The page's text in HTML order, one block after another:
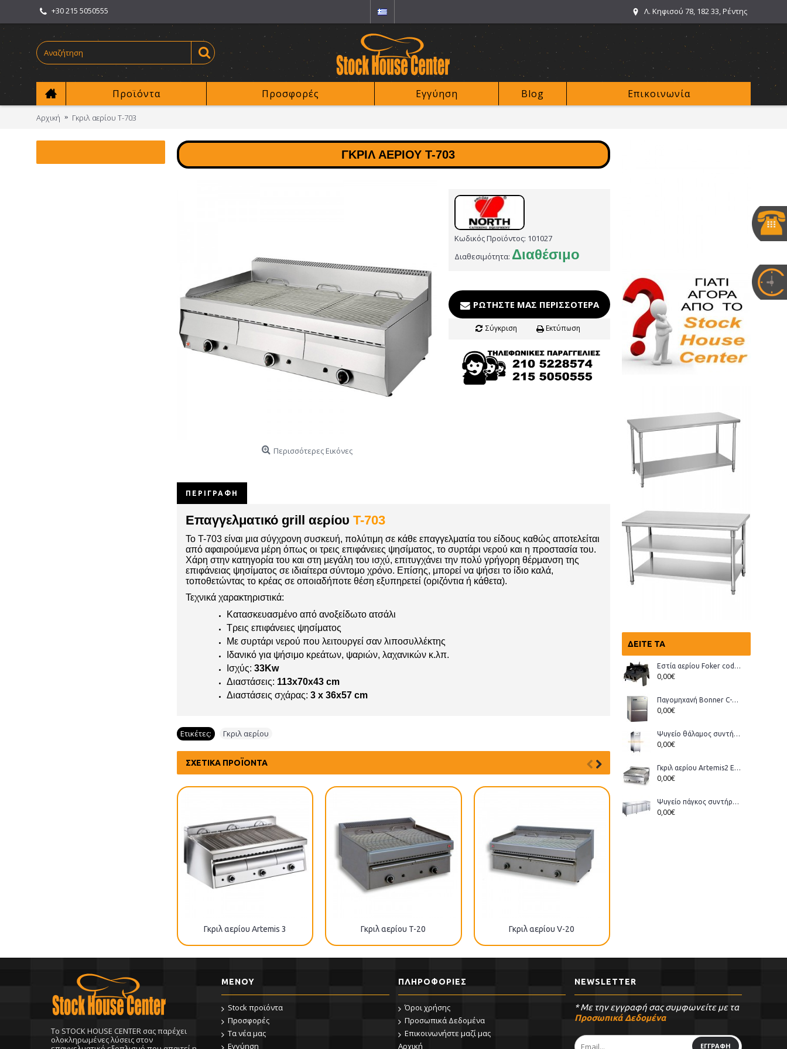
+30 215 5050555 Λ. Κηφισού 78, 182 33, Ρέντης
Προϊόντα Προσφορές Εγγύηση Blog Επικοινωνία
Αρχική Γκριλ αερίου T-703
ΔΕΊΤΕ ΤΑ
Εστία αερίου Foker cod.03200 Wok
0,00€
Παγομηχανή Bonner C-70, Ανάδευσης (παγάκι με τρύπα)
0,00€
Ψυγείο θάλαμος συντήρηση Bonner GMT-70
0,00€
Γκριλ αερίου Artemis2 ECO
0,00€
Ψυγείο πάγκος συντήρηση Bonner GM-400 διάστ.223x70x86cm
0,00€
ΓΚΡΙΛ ΑΕΡΊΟΥ T-703
Περισσότερες Εικόνες
Κωδικός Προϊόντος: 101027
Διαθεσιμότητα: Διαθέσιμο
ΡΩΤΉΣΤΕ ΜΑΣ ΠΕΡΙΣΣΌΤΕΡΑ
Σύγκριση Εκτύπωση
ΠΕΡΙΓΡΑΦΉ
Επαγγελματικό grill αερίου Τ-703
To T-703 είναι μια σύγχρονη συσκευή, πολύτιμη σε κάθε επαγγελματία του είδους καθώς αποτελείται
από αφαιρούμενα μέρη όπως οι τρεις επιφάνειες ψησίματος, το συρτάρι νερού και η προστασία του.
Χάρη στην κατηγορία του και στη μεγάλη του ισχύ, επιτυγχάνει την πολύ γρήγορη θέρμανση της
επιφάνειας ψησίματος σε ιδιαίτερα σύντομο χρόνο. Επίσης, μπορεί να ψήσει το ίδιο καλά,
τοποθετώντας το κρέας σε οποιαδήποτε θέση εξυπηρετεί (οριζόντια ή κάθετα).
Τεχνικά χαρακτηριστικά:
Κατασκευασμένο από ανοξείδωτο ατσάλι
Τρεις επιφάνειες ψησίματος
Με συρτάρι νερού που λειτουργεί σαν λιποσυλλέκτης
Ιδανικό για ψήσιμο κρεάτων, ψαριών, λαχανικών κ.λπ.
Ισχύς: 33Kw
Διαστάσεις: 113x70x43 cm
Διαστάσεις σχάρας: 3 x 36x57 cm
Ετικέτες: Γκριλ αερίου
ΣΧΕΤΙΚΆ ΠΡΟΪΌΝΤΑ
Γκριλ αερίου Artemis 3 Γκριλ αερίου T-20 Γκριλ αερίου V-20
To STOCK HOUSE CENTER σας παρέχει
ολοκληρωμένες λύσεις στον
ΜΕΝΟΥ
Stock προϊόντα
Προσφορές
Τα νέα μας
Εγγύηση
ΠΛΗΡΟΦΟΡΊΕΣ
Όροι χρήσης
Προσωπικά Δεδομένα
Επικοινωνήστε μαζί μας
Αρχική
NEWSLETTER
* Με την εγγραφή σας συμφωνείτε με τα
Προσωπικά Δεδομένα
ΕΓΓΡΑΦΗ